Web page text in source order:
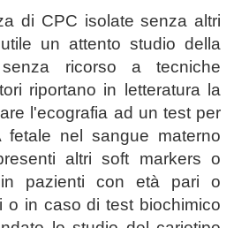
di CPC isolate senza altri
un attento studio della
ricorso a tecniche
riportano in letteratura la
l'ecografia ad un test per
fetale nel sangue materno
altri soft markers o
pazienti con età pari o
o in caso di test biochimico